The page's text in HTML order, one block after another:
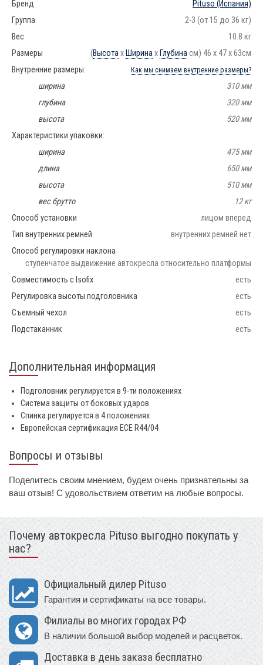
Бренд Pituso (Испания)
Группа
2-3 (от 15 до 36 кг)
Вес
10.8 кг
Размеры
(Высотах Ширинах Глубинасм) 46 х 47 х 63см
Внутренние размеры:
Как мы снимаем внутренние размеры?
ширина
310 мм
глубина
320 мм
высота
520 мм
Характеристики упаковки:
ширина
475 мм
длина
650 мм
высота
510 мм
вес брутто
12 кг
Способ установки
лицом вперед
Тип внутренних ремней
внутренних ремней нет
Способ регулировки наклона
ступенчатое выдвижение автокресла относительно платформы
Совместимость с Isofix
есть
Регулировка высоты подголовника
есть
Съемный чехол
есть
Подстаканник
есть
Дополнительная информация
Подголовник регулируется в 9-ти положениях
Система защиты от боковых ударов
Спинка регулируется в 4 положениях
Европейская сертификация ECE R44/04
Вопросы и отзывы
Поделитесь своим мнением, будем очень признательны за
ваш отзыв! С удовольствием ответим на любые вопросы.
Почему автокресла Pituso выгодно покупать у
нас?
Официальный дилер Pituso
Гарантия и сертификаты на все товары.
Филиалы во многих городах РФ
В наличии большой выбор моделей и расцветок.
Доставка в день заказа бесплатно